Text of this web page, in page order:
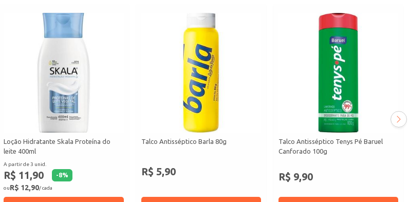
Loção Hidratante Skala Proteína do
leite 400ml
A partir de 3 unid.
R$ 11,90 -8%
ouR$ 12,90/ cada
Talco Antisséptico Barla 80g
R$ 5,90
Talco Antisséptico Tenys Pé Baruel
Canforado 100g
R$ 9,90